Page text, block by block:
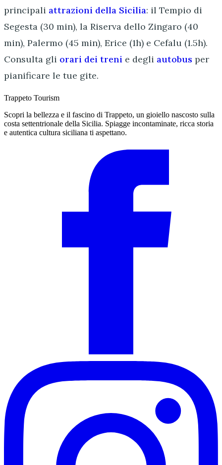
principali attrazioni della Sicilia: il Tempio di
Segesta (30 min), la Riserva dello Zingaro (40
min), Palermo (45 min), Erice (1h) e Cefalu (1.5h).
Consulta gli orari dei treni e degli autobus per
pianificare le tue gite.
Trappeto Tourism
Scopri la bellezza e il fascino di Trappeto, un gioiello nascosto sulla
costa settentrionale della Sicilia. Spiagge incontaminate, ricca storia
e autentica cultura siciliana ti aspettano.